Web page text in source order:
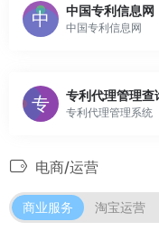
中国专利信息网
中国专利信息网
专利代理管理查
专利代理管理系统
电商/运营
商业服务 淘宝运营